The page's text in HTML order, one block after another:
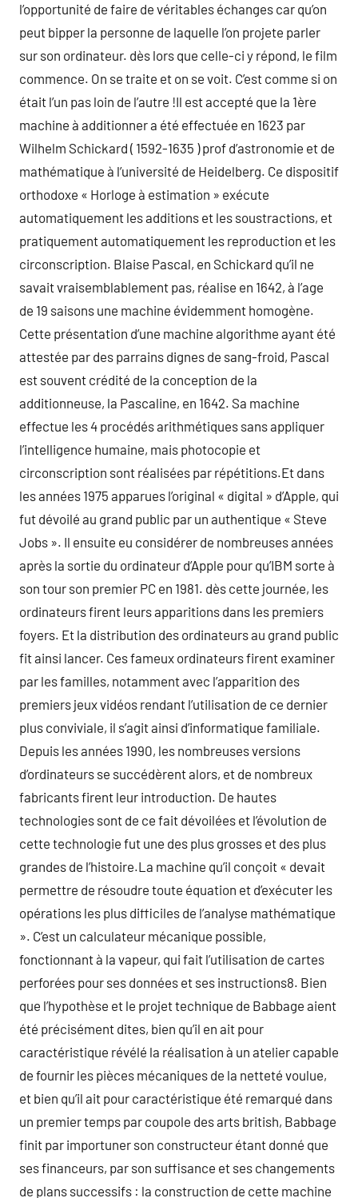
l’opportunité de faire de véritables échanges car qu’on
peut bipper la personne de laquelle l’on projete parler
sur son ordinateur. dès lors que celle-ci y répond, le film
commence. On se traite et on se voit. C’est comme si on
était l’un pas loin de l’autre !Il est accepté que la 1ère
machine à additionner a été effectuée en 1623 par
Wilhelm Schickard ( 1592-1635 ) prof d’astronomie et de
mathématique à l’université de Heidelberg. Ce dispositif
orthodoxe « Horloge à estimation » exécute
automatiquement les additions et les soustractions, et
pratiquement automatiquement les reproduction et les
circonscription. Blaise Pascal, en Schickard qu’il ne
savait vraisemblablement pas, réalise en 1642, à l’age
de 19 saisons une machine évidemment homogène.
Cette présentation d’une machine algorithme ayant été
attestée par des parrains dignes de sang-froid, Pascal
est souvent crédité de la conception de la
additionneuse, la Pascaline, en 1642. Sa machine
effectue les 4 procédés arithmétiques sans appliquer
l’intelligence humaine, mais photocopie et
circonscription sont réalisées par répétitions.Et dans
les années 1975 apparues l’original « digital » d’Apple, qui
fut dévoilé au grand public par un authentique « Steve
Jobs ». Il ensuite eu considérer de nombreuses années
après la sortie du ordinateur d’Apple pour qu’IBM sorte à
son tour son premier PC en 1981. dès cette journée, les
ordinateurs firent leurs apparitions dans les premiers
foyers. Et la distribution des ordinateurs au grand public
fit ainsi lancer. Ces fameux ordinateurs firent examiner
par les familles, notamment avec l’apparition des
premiers jeux vidéos rendant l’utilisation de ce dernier
plus conviviale, il s’agit ainsi d’informatique familiale.
Depuis les années 1990, les nombreuses versions
d’ordinateurs se succédèrent alors, et de nombreux
fabricants firent leur introduction. De hautes
technologies sont de ce fait dévoilées et l’évolution de
cette technologie fut une des plus grosses et des plus
grandes de l’histoire.La machine qu’il conçoit « devait
permettre de résoudre toute équation et d’exécuter les
opérations les plus difficiles de l’analyse mathématique
». C’est un calculateur mécanique possible,
fonctionnant à la vapeur, qui fait l’utilisation de cartes
perforées pour ses données et ses instructions8. Bien
que l’hypothèse et le projet technique de Babbage aient
été précisément dites, bien qu’il en ait pour
caractéristique révélé la réalisation à un atelier capable
de fournir les pièces mécaniques de la netteté voulue,
et bien qu’il ait pour caractéristique été remarqué dans
un premier temps par coupole des arts british, Babbage
finit par importuner son constructeur étant donné que
ses financeurs, par son suffisance et ses changements
de plans successifs : la construction de cette machine